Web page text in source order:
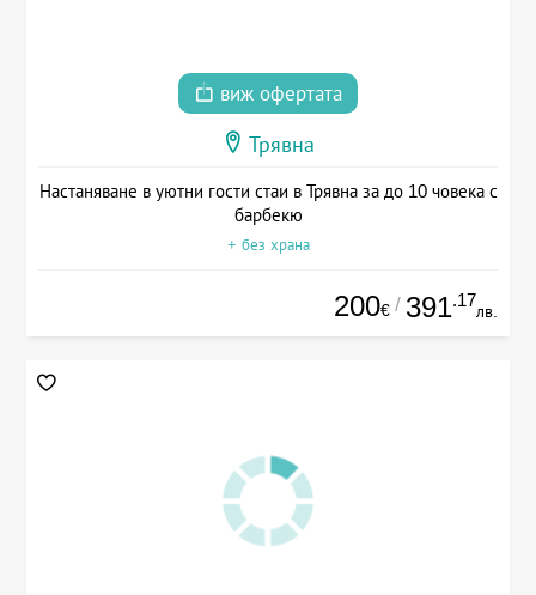
виж офертата
Трявна
Настаняване в уютни гости стаи в Трявна за до 10 човека с
барбекю
+ без храна
200€ / 391.17
лв.